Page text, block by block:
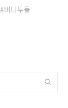
버니두들